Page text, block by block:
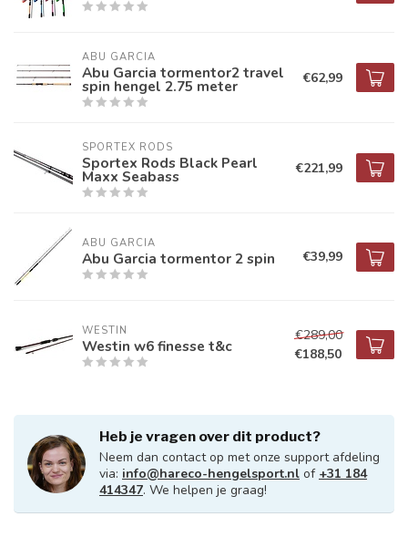
ABU GARCIA
Abu Garcia tormentor2 travel
spin hengel 2.75 meter €62,99
SPORTEX RODS
Sportex Rods Black Pearl
Maxx Seabass €221,99
ABU GARCIA
Abu Garcia tormentor 2 spin €39,99
WESTIN
Westin w6 finesse t&c
€289,00
€188,50
Heb je vragen over dit product?
Neem dan contact op met onze support afdeling
via: info@hareco-hengelsport.nl of +31 184
414347. We helpen je graag!